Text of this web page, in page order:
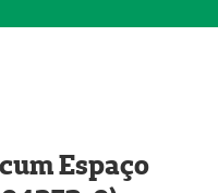
Espaço